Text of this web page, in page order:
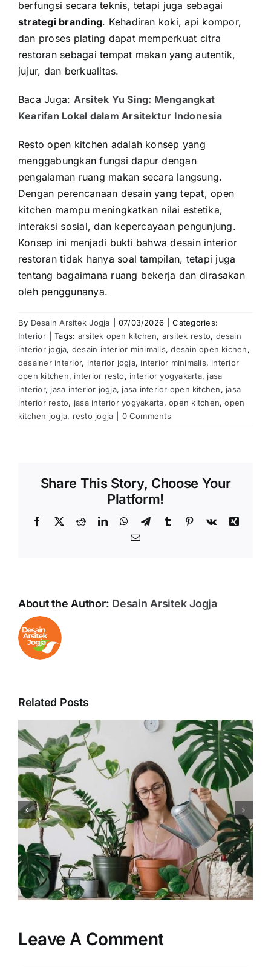
berfungsi secara teknis, tetapi juga sebagai
strategi branding. Kehadiran koki, api kompor,
dan proses plating dapat memperkuat citra
restoran sebagai tempat makan yang autentik,
jujur, dan berkualitas.
Baca Juga: Arsitek Yu Sing: Mengangkat
Kearifan Lokal dalam Arsitektur Indonesia
Resto open kitchen adalah konsep yang
menggabungkan fungsi dapur dengan
pengalaman ruang makan secara langsung.
Dengan perencanaan desain yang tepat, open
kitchen mampu meningkatkan nilai estetika,
interaksi sosial, dan kepercayaan pengunjung.
Konsep ini menjadi bukti bahwa desain interior
restoran tidak hanya soal tampilan, tetapi juga
tentang bagaimana ruang bekerja dan dirasakan
oleh penggunanya.
By Desain Arsitek Jogja 07/03/2026
Categories:
Interior
Tags: arsitek open kitchen, arsitek resto, desain
interior jogja, desain interior minimalis,desain open kichen,
desainer interior, interior jogja, interior minimalis, interior
open kitchen, interior resto, interior yogyakarta, jasa
interior, jasa interior jogja, jasa interior open kitchen, jasa
interior resto, jasa interior yogyakarta,open kitchen,open
kitchen jogja, resto jogja 0 Comments
Share This Story, Choose Your
Platform!
Facebook
X RedditLinkedInWhatsApp
TelegramTumblr Pinterest
Vk
Xing
Email
About the Author: Desain Arsitek Jogja
Related Posts
Manfaat Merekrut Desainer
Interior dalam Perencanaan
Rumah Tinggal
Leave A Comment